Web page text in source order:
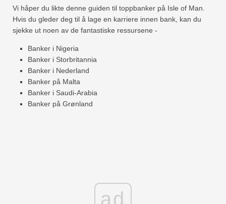
Vi håper du likte denne guiden til toppbanker på Isle of Man.
Hvis du gleder deg til å lage en karriere innen bank, kan du
sjekke ut noen av de fantastiske ressursene -
Banker i Nigeria
Banker i Storbritannia
Banker i Nederland
Banker på Malta
Banker i Saudi-Arabia
Banker på Grønland
ad